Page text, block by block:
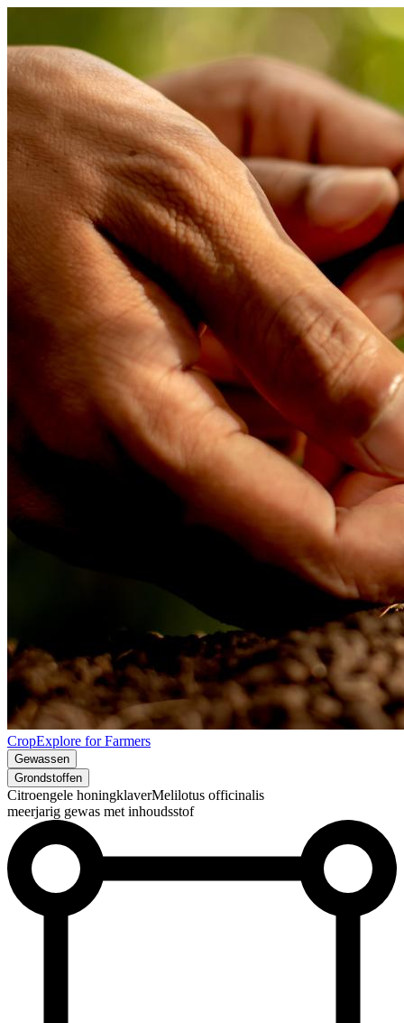
CropExplore for Farmers
Gewassen
Grondstoffen
Citroengele honingklaverMelilotus officinalis
meerjarig gewas met inhoudsstof